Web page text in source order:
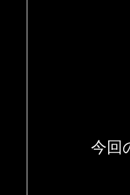
今回